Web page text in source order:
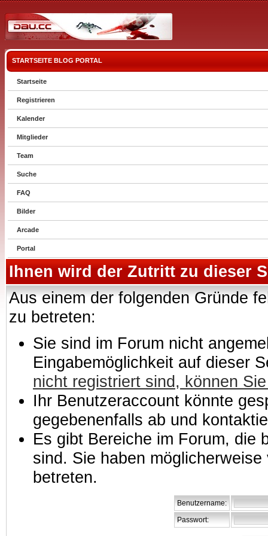
STARTSEITE BLOG PORTAL
Startseite
Registrieren
Kalender
Mitglieder
Team
Suche
FAQ
Bilder
Arcade
Portal
Ihnen wird der Zutritt zu dieser
Aus einem der folgenden Gründe
zu betreten:
Sie sind im Forum nicht
Eingabemöglichkeit auf dieser
nicht registriert sind, können
Ihr Benutzeraccount könnte
gegebenenfalls ab und
Es gibt Bereiche im Forum, die
sind. Sie haben
betreten.
Benutzername:
Passwort: